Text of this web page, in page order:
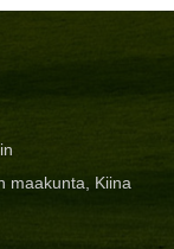
maakunta, Kiina